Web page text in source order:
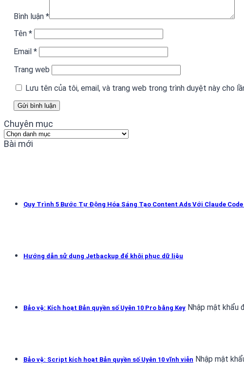
Bình luận *
Tên *
Email *
Trang web
Lưu tên của tôi, email, và trang web trong trình duyệt này cho
Chuyên mục
Chuyên
mục
Bài mới
Quy Trình 5 Bước Tự Động Hóa Sáng Tạo Content Ads Với Claude Code
Hướng dẫn sử dụng Jetbackup để khôi phục dữ liệu
Bảo vệ: Kích hoạt Bản quyền số Uyên 10 Pro bằng Key Nhập mật khẩu
Bảo vệ: Script kích hoạt Bản quyền số Uyên 10 vĩnh viễn Nhập mật